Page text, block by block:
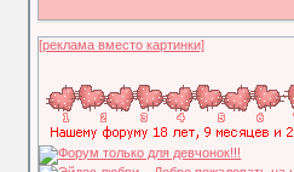
[реклама вместо картинки]